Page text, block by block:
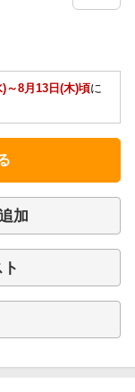
～8月13日(木)頃に
加